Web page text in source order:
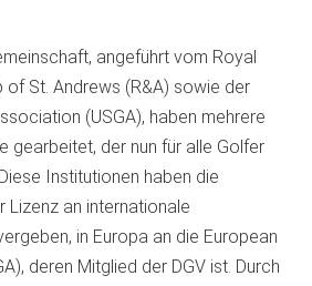
angeführt vom Royal
of St. Andrews (R&A) sowie der
(USGA), haben mehrere
gearbeitet, der nun für alle Golfer
Institutionen haben die
Lizenz an internationale
in Europa an die European
deren Mitglied der DGV ist. Durch